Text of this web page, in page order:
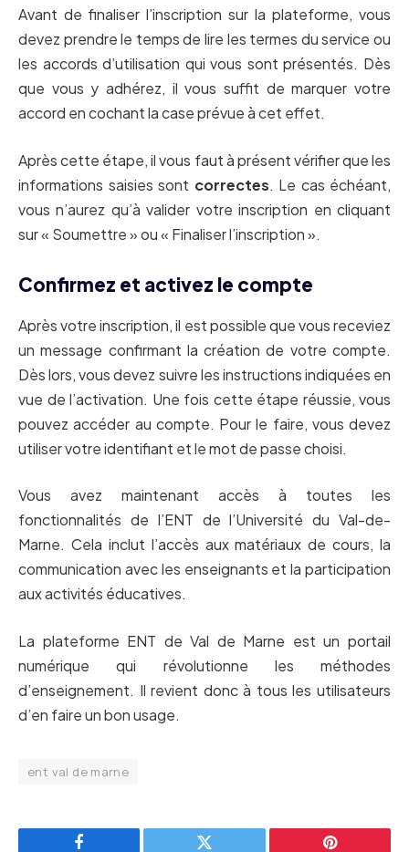
Avant de finaliser l’inscription sur la plateforme, vous
devez prendre le temps de lire les termes du service ou
les accords d’utilisation qui vous sont présentés. Dès
que vous y adhérez, il vous suffit de marquer votre
accord en cochant la case prévue à cet effet.
Après cette étape, il vous faut à présent vérifier que les
informations saisies sont correctes. Le cas échéant,
vous n’aurez qu’à valider votre inscription en cliquant
sur « Soumettre » ou « Finaliser l’inscription ».
Confirmez et activez le compte
Après votre inscription, il est possible que vous receviez
un message confirmant la création de votre compte.
Dès lors, vous devez suivre les instructions indiquées en
vue de l’activation. Une fois cette étape réussie, vous
pouvez accéder au compte. Pour le faire, vous devez
utiliser votre identifiant et le mot de passe choisi.
Vous avez maintenant accès à toutes les
fonctionnalités de l’ENT de l’Université du Val-de-
Marne. Cela inclut l’accès aux matériaux de cours, la
communication avec les enseignants et la participation
aux activités éducatives.
La plateforme ENT de Val de Marne est un portail
numérique qui révolutionne les méthodes
d’enseignement. Il revient donc à tous les utilisateurs
d’en faire un bon usage.
ent val de marne